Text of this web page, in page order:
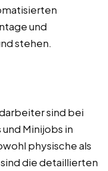
und
stehen.
sind bei
Minijobs in
physische als
die detaillierten